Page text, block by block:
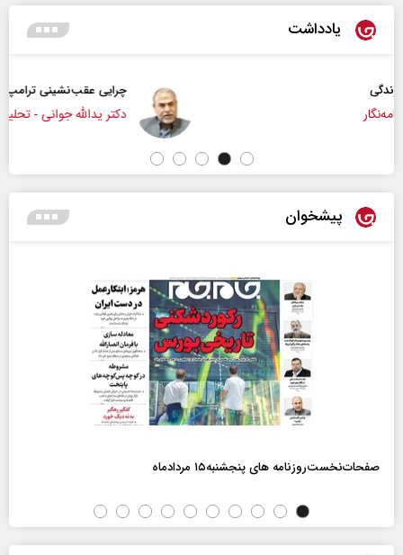
یادداشت
چرایی عقب‌نشینی ترامپ؟
دکتر یدالله جوانی - تحلیلگر مسائل سیاسی
پیشخوان
صفحات‌نخست‌روزنامه ها‌ی پنجشنبه‌۱۵ مردادماه